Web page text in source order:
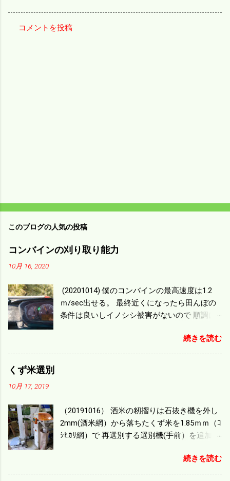
コメントを投稿
このブログの人気の投稿
コンバインの刈り取り能力
10月 16, 2020
(20201014) 僕のコンバインの最高速度は1.2
ｍ/sec出せる。 最終近くになったら田んぼの
条件は良いしイノシシ被害がないので 順調に
ｍ/min、4.32ｋｍ/hrになり 幅は約2ｍだから
0.864/haの作業能力がある。 実際は回転した
機の容量、籾摺りの能力などのバランスの問
題で 今の機種で満足している。 というより買
った時はまだ耕作面積が少なく手が出せ 無か
のがある。キャビン付きだから一度は乗って
みたいと思う。 町内では5条刈りの100㎰で作
続きを読む
くず米選別
10月 17, 2019
（20191016） 酒米の籾摺りは石抜き機を外し
2mm(酒米網）から落ちたくず米を1.85ｍｍ（ｺ
ｼﾋｶﾘ網）で 再選別する選別機(手前）を追加す
ず米より2倍近い値段になる。 後で選別するの
には手間がかかるので 一度に選別するやり方
続きを読む